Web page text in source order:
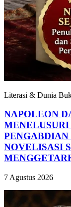
Literasi & Dunia
NAPOLEON
NOVELISASI
7 Agustus 2026